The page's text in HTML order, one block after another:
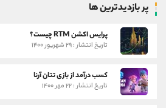
پر بازدیدترین ها
پرایس اکشن RTM چیست؟
تاریخ انتشار : ۲۹ شهریور ۱۴۰۰
کسب درآمد از بازی تتان آرنا
تاریخ انتشار : ۲۲ مهر ۱۴۰۰